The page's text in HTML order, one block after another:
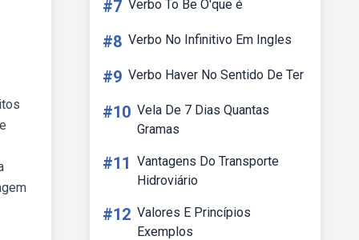
#7 Verbo To Be O'que é
#8 Verbo No Infinitivo Em Ingles
#9 Verbo Haver No Sentido De Ter
#10 Vela De 7 Dias Quantas
Gramas
#11 Vantagens Do Transporte
Hidroviário
#12 Valores E Princípios
Exemplos